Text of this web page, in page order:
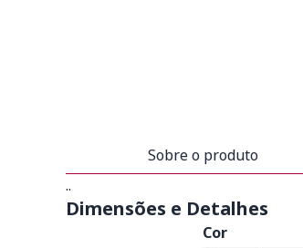
Sobre o produto
..
Dimensões e Detalhes
Cor